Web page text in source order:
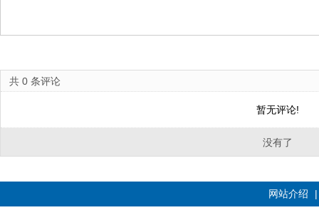
共 0 条评论
暂无评论!
没有了
网站介绍